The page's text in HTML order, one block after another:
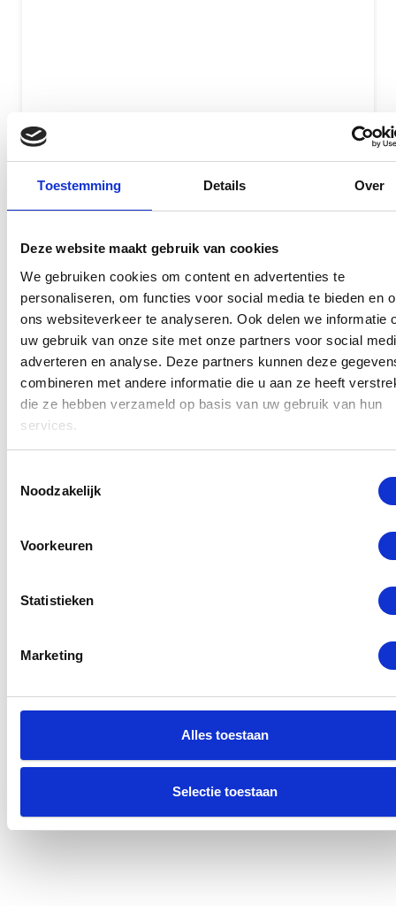
Toestemming Details Over
Deze website maakt gebruik van cookies
We gebruiken cookies om content en advertenties te
personaliseren, om functies voor social media te bieden en
ons websiteverkeer te analyseren. Ook delen we informatie
uw gebruik van onze site met onze partners voor social
adverteren en analyse. Deze partners kunnen deze
combineren met andere informatie die u aan ze heeft
die ze hebben verzameld op basis van uw gebruik van hun
services.
Noodzakelijk
Voorkeuren
Statistieken
Marketing
Alles toestaan
Selectie toestaan
Gecertificeerde monteurs
Met of zonder afspraak
GEEN data verlies
Meer dan 15 jaar ervaring
Beste prijs garantie
12 maanden garantie
Maak een afspraak
Selecteer een reparatie